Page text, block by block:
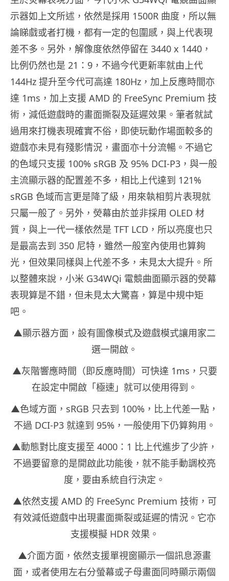
示器如上文所述，依然是採用 1500R 曲度，所以無
論睇戲或者打機，都有一定的包圍感，與上代表現
差不多。另外，解像度依然停留在 3440 x 1440，
比例仍然也是 21：9，不過今代更新率就由上代
144Hz 提升至今代可高達 180Hz，加上反應時間亦
達 1ms，加上支援 AMD 的 FreeSync Premium 技
術，減低遊戲時的畫面撕裂及延遲效果。筆者就試
過用來打機表現確實不俗，即使玩動作場面較多的
遊戲亦未見有殘影情況，畫面亦十分流暢。不過它
的色域只支援 100% sRGB 及 95% DCI-P3，與一般
主流顯示器的配置差不多，相比上代達到 121%
sRGB 色域而言更是降了級，用來執相剪片表現就
只屬一般了。另外，熒幕由於並非採用 OLED 材
質，與上一代一樣依然是 TFT LCD，所以亮度也只
是最高去到 350 尼特，雖然一般室內使用也算夠
光，但效果同樣與上代差不多，未見太大提升。所
以整體來說，小米 G34WQi 電競曲面顯示器的熒幕
表現算是不錯，但未見太大驚喜，算是中規中矩
吧。
▲顯示器方面，設有圖像模式及遊戲模式讓用家二
選一開啟。
▲灰階響應時間（即反應時間）可快達 1ms，只要
在設定中開啟「極速」就可以使用得到。
▲色域方面，sRGB 只去到 100%，比上代差一點，
不過 DCI-P3 就達到 95%，一般使用下仍算夠用。
▲動態對比度支援至 4000：1 比上代進步了少許，
不過要留意的是開啟此功能後，就不能手動調校亮
度，要由系統自行決定。
▲依然支援 AMD 的 FreeSync Premium 技術，可
有效減低遊戲中出現畫面撕裂或延遲的情況。它亦
支援模擬 HDR 效果。
▲介面方面，依然支援單視窗顯示一個訊息源畫
面，或者使用左右分螢幕或子母畫面同時顯示兩個